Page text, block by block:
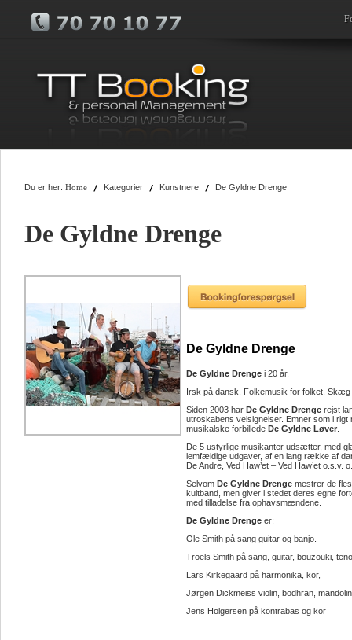
Du er her: Home Kategorier Kunstnere De Gyldne Drenge
De Gyldne Drenge
De Gyldne Drenge
De Gyldne Drenge i 20 år.
Irsk på dansk. Folkemusik for folket. Skæg
Siden 2003 har De Gyldne Drenge rejst
utroskabens velsignelser. Emner som i
musikalske forbillede De Gyldne Løver
De 5 ustyrlige musikanter udsætter, med
lemfældige udgaver, af en lang række af
De Andre, Ved Haw’et – Ved Haw’et o.s.v.
Selvom De Gyldne Drenge mestrer de
kultband, men giver i stedet deres egne
med tilladelse fra ophavsmændene.
De Gyldne Drenge er:
Ole Smith på sang guitar og banjo.
Troels Smith på sang, guitar, bouzouki,
Lars Kirkegaard på harmonika, kor,
Jørgen Dickmeiss violin, bodhran,
Jens Holgersen på kontrabas og kor